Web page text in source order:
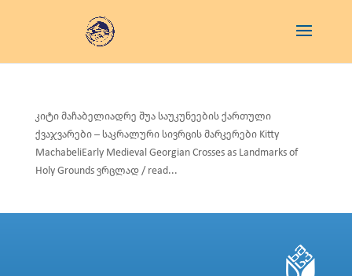
კიტი მაჩაბელიადრე შუა საუკუნეების ქართული
ქვაჯვარები – საკრალური სივრცის მარკერები Kitty
MachabeliEarly Medieval Georgian Crosses as Landmarks of
Holy Grounds ვრცლად / read...